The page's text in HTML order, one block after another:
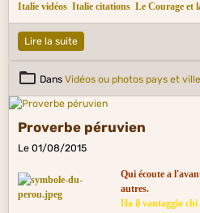
Italie vidéos Italie citations Le Courage et
Lire la suite
Dans Vidéos ou photos pays et
Proverbe péruvien
Le 01/08/2015
Qui écoute a
autres.
Ha il vantaggio